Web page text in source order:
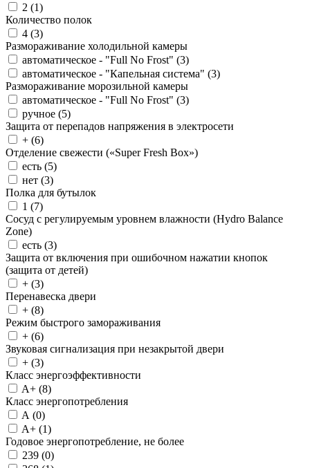
2 (1)
Количество полок
4 (3)
Размораживание холодильной камеры
автоматическое - "Full No Frost" (3)
автоматическое - "Капельная система" (3)
Размораживание морозильной камеры
автоматическое - "Full No Frost" (3)
ручное (5)
Защита от перепадов напряжения в электросети
+ (6)
Отделение свежести («Super Fresh Box»)
есть (5)
нет (3)
Полка для бутылок
1 (7)
Сосуд с регулируемым уровнем влажности (Hydro Balance
Zone)
есть (3)
Защита от включения при ошибочном нажатии кнопок
(защита от детей)
+ (3)
Перенавеска двери
+ (8)
Режим быстрого замораживания
+ (6)
Звуковая сигнализация при незакрытой двери
+ (3)
Класс энергоэффективности
A+ (8)
Класс энергопотребления
A (0)
A+ (1)
Годовое энергопотребление, не более
239 (0)